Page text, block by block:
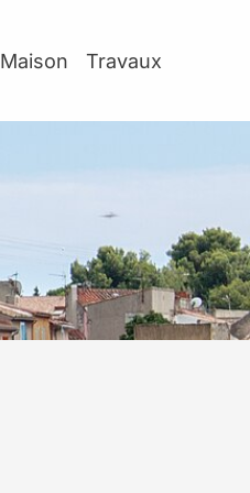
Maison Travaux